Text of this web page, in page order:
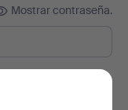
Mostrar contraseña.